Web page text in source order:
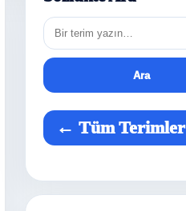
Ara
← Tüm Terimler